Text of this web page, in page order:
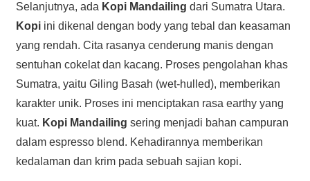
Selanjutnya, ada Kopi Mandailing dari Sumatra Utara.
Kopiini dikenal dengan body yang tebal dan keasaman
yang rendah. Cita rasanya cenderung manis dengan
sentuhan cokelat dan kacang. Proses pengolahan khas
Sumatra, yaitu Giling Basah (wet-hulled), memberikan
karakter unik. Proses ini menciptakan rasa earthy yang
kuat. Kopi Mandailing sering menjadi bahan campuran
dalam espresso blend. Kehadirannya memberikan
kedalaman dan krim pada sebuah sajian kopi.